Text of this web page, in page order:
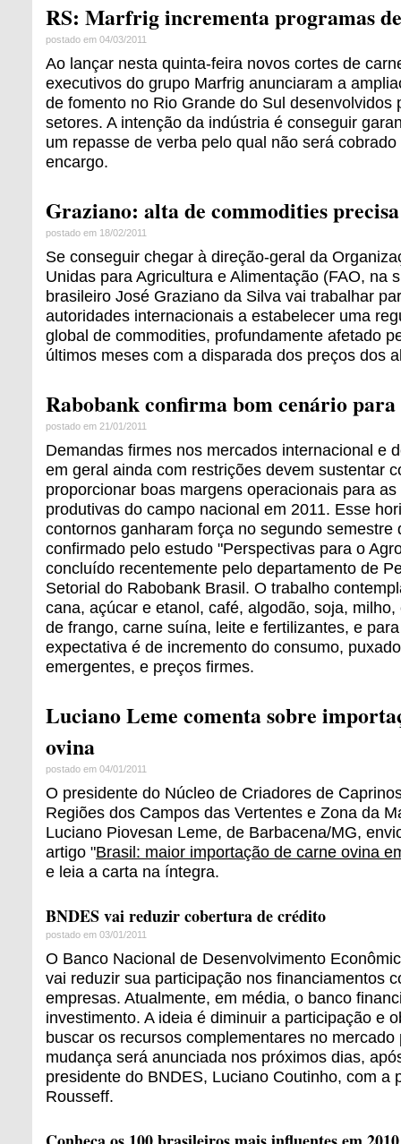
RS: Marfrig incrementa programas
postado em 04/03/2011
Ao lançar nesta quinta-feira novos cortes de
executivos do grupo Marfrig anunciaram a
de fomento no Rio Grande do Sul desenvolvidos
setores. A intenção da indústria é conseguir
um repasse de verba pelo qual não será
encargo.
Graziano: alta de commodities
postado em 18/02/2011
Se conseguir chegar à direção-geral da
Unidas para Agricultura e Alimentação (FAO, na
brasileiro José Graziano da Silva vai trabalhar
autoridades internacionais a estabelecer uma
global de commodities, profundamente afetado
últimos meses com a disparada dos preços dos
Rabobank confirma bom cenário para
postado em 21/01/2011
Demandas firmes nos mercados internacional e
em geral ainda com restrições devem sustentar
proporcionar boas margens operacionais para
produtivas do campo nacional em 2011. Esse
contornos ganharam força no segundo semestre
confirmado pelo estudo "Perspectivas para o
concluído recentemente pelo departamento de
Setorial do Rabobank Brasil. O trabalho
cana, açúcar e etanol, café, algodão, soja,
de frango, carne suína, leite e fertilizantes, e
expectativa é de incremento do consumo,
emergentes, e preços firmes.
Luciano Leme comenta sobre
ovina
postado em 04/01/2011
O presidente do Núcleo de Criadores de
Regiões dos Campos das Vertentes e Zona da
Luciano Piovesan Leme, de Barbacena/MG,
artigo "Brasil: maior importação de carne ovina
e leia a carta na íntegra.
BNDES vai reduzir cobertura de crédito
postado em 03/01/2011
O Banco Nacional de Desenvolvimento
vai reduzir sua participação nos financiamentos
empresas. Atualmente, em média, o banco
investimento. A ideia é diminuir a participação e
buscar os recursos complementares no mercado
mudança será anunciada nos próximos dias,
presidente do BNDES, Luciano Coutinho, com a
Rousseff.